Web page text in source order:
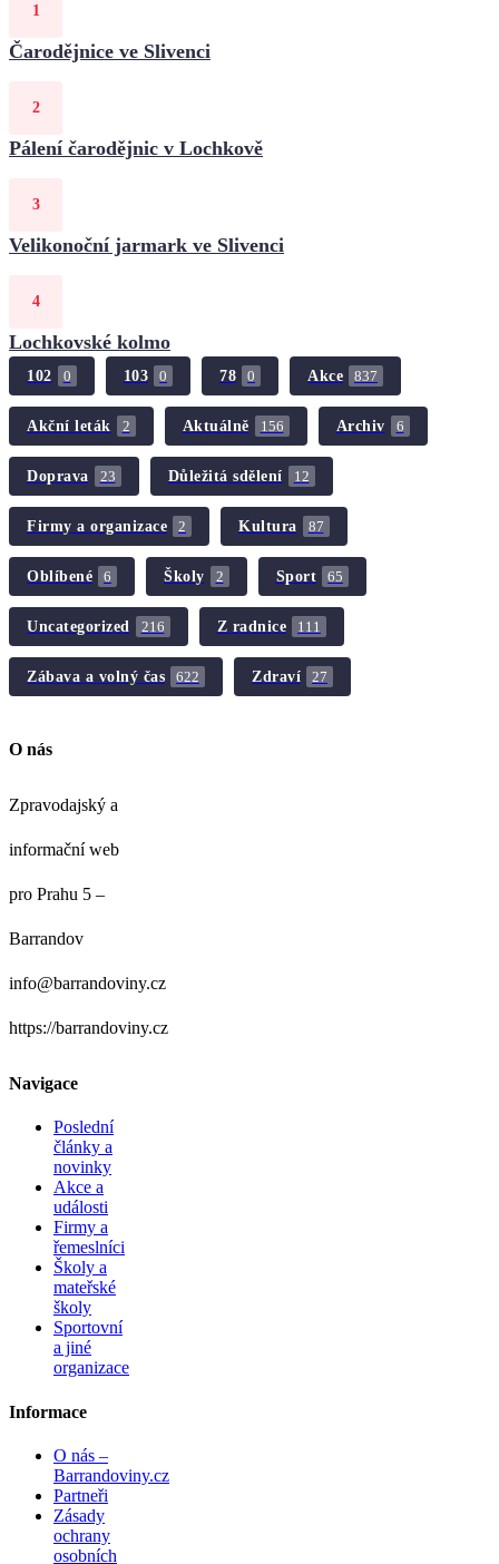
Čarodějnice ve Slivenci
Pálení čarodějnic v Lochkově
Velikonoční jarmark ve Slivenci
Lochkovské kolmo
102 0 103 0 78 0 Akce 837
Akční leták 2 Aktuálně 156 Archiv 6
Doprava 23 Důležitá sdělení 12
Firmy a organizace 2 Kultura 87
Oblíbené 6 Školy 2 Sport 65
Uncategorized 216 Z radnice 111
Zábava a volný čas 622 Zdraví 27
O nás
Zpravodajský a
informační web
pro Prahu 5 –
Barrandov
info@barrandoviny.cz
https://barrandoviny.cz
Navigace
Poslední
články a
novinky
Akce a
události
Firmy a
řemeslníci
Školy a
mateřské
školy
Sportovní
a jiné
organizace
Informace
O nás –
Barrandoviny.cz
Partneři
Zásady
ochrany
osobních